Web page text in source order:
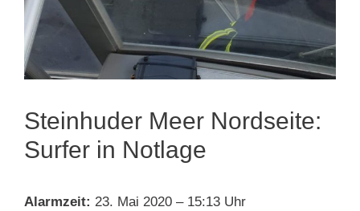
Steinhuder Meer Nordseite:
Surfer in Notlage
Alarmzeit: 23. Mai 2020 – 15:13 Uhr